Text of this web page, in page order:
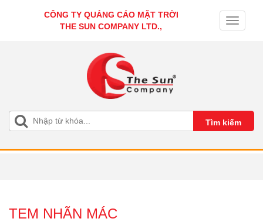
CÔNG TY QUẢNG CÁO MẶT TRỜI
THE SUN COMPANY LTD.,
Toggle
TEM NHÃN MÁC